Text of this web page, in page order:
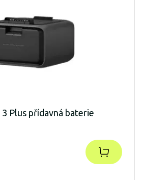
Plus přídavná baterie